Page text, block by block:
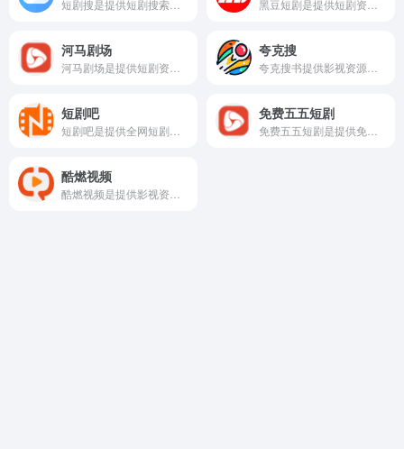
河马剧场 夸克搜
短剧吧 免费五五短剧
酷燃视频